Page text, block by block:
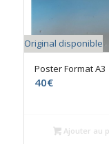
Original disponible
Poster Format
40€
Ajouter au